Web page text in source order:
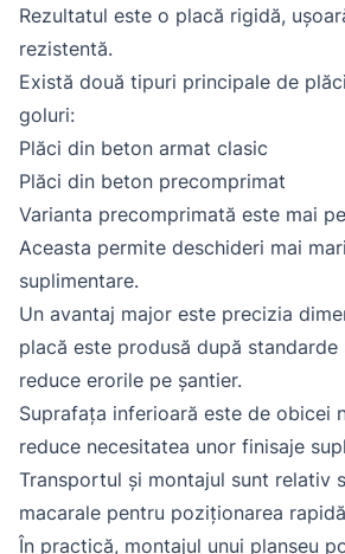
Rezultatul este o placă rigidă,
rezistentă.
Există două tipuri principale de
goluri:
Plăci din beton armat clasic
Plăci din beton precomprimat
Varianta precomprimată este mai
Aceasta permite deschideri mai
suplimentare.
Un avantaj major este precizia
placă este produsă după
reduce erorile pe șantier.
Suprafața inferioară este de obicei
reduce necesitatea unor finisaje
Transportul și montajul sunt relativ
macarale pentru poziționarea
În practică, montajul unui planșeu